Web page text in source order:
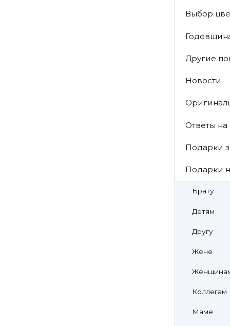
Выбор
Другие
Новости
Ответы
Подарки
Подарки
Брату
Детям
Другу
Жене
Коллегам
Маме